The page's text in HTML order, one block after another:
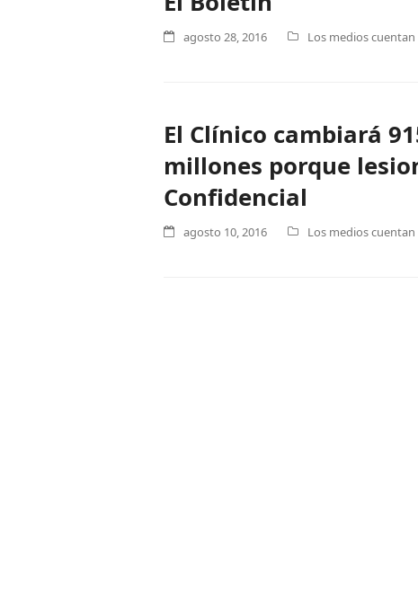
agosto 28, 2016 Los medios cuentan
El Clínico cambiará
millones porque
Confidencial
agosto 10, 2016 Los medios cuentan